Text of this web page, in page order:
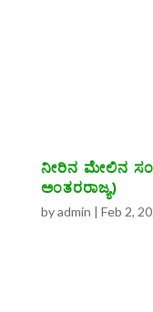
ನೀರಿನ ಮೇಲಿನ
ಅಂತರರಾಜ್ಯ)
byadmin | Feb 2,